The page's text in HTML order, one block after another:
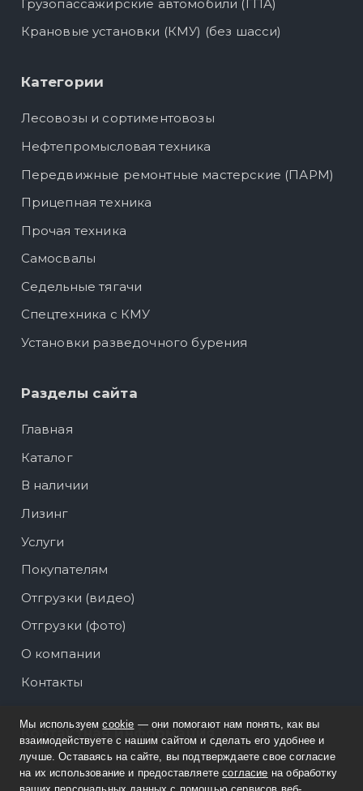
Грузопассажирские автомобили (ГПА)
Крановые установки (КМУ) (без шасси)
Категории
Лесовозы и сортиментовозы
Нефтепромысловая техника
Передвижные ремонтные мастерские (ПАРМ)
Прицепная техника
Прочая техника
Самосвалы
Седельные тягачи
Спецтехника с КМУ
Установки разведочного бурения
Разделы сайта
Главная
Каталог
В наличии
Лизинг
Услуги
Покупателям
Отгрузки (видео)
Отгрузки (фото)
О компании
Контакты
Контактная информация
456300, Челябинская область, г. Миасс,
Мы используемcookie — они помогают нам понять, как вы
взаимодействуете с нашим сайтом и сделать его удобнее и
лучше. Оставаясь на сайте, вы подтверждаете свое согласие
на их использование и предоставляетесогласие на обработку